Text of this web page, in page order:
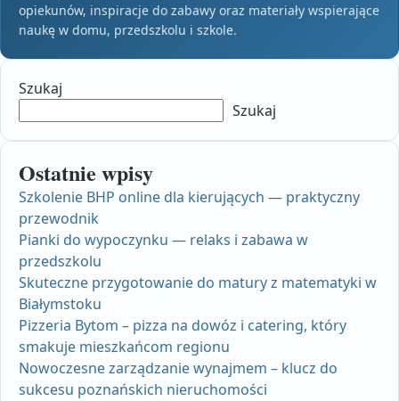
opiekunów, inspiracje do zabawy oraz materiały wspierające
naukę w domu, przedszkolu i szkole.
Szukaj
Szukaj
Ostatnie wpisy
Szkolenie BHP online dla kierujących — praktyczny
przewodnik
Pianki do wypoczynku — relaks i zabawa w
przedszkolu
Skuteczne przygotowanie do matury z matematyki w
Białymstoku
Pizzeria Bytom – pizza na dowóz i catering, który
smakuje mieszkańcom regionu
Nowoczesne zarządzanie wynajmem – klucz do
sukcesu poznańskich nieruchomości